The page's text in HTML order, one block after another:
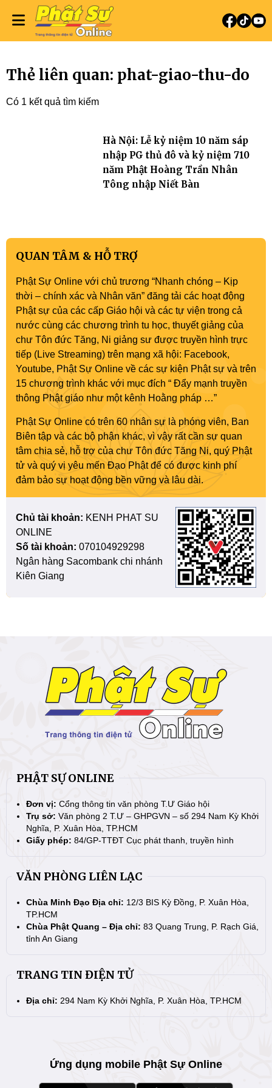
Thẻ liên quan: phat-giao-thu-do
Có 1 kết quả tìm kiếm
Hà Nội: Lễ kỷ niệm 10 năm sáp
nhập PG thủ đô và kỷ niệm 710
năm Phật Hoàng Trần Nhân
Tông nhập Niết Bàn
QUAN TÂM & HỖ TRỢ
Phật Sự Online với chủ trương “Nhanh chóng – Kịp
thời – chính xác và Nhân văn” đăng tải các hoạt động
Phật sự của các cấp Giáo hội và các tự viện trong cả
nước cùng các chương trình tu học, thuyết giảng của
chư Tôn đức Tăng, Ni giảng sư được truyền hình trực
tiếp (Live Streaming) trên mạng xã hội: Facebook,
Youtube, Phật Sự Online về các sự kiện Phật sự và trên
15 chương trình khác với mục đích “ Đẩy mạnh truyền
thông Phật giáo như một kênh Hoằng pháp …”
Phật Sự Online có trên 60 nhân sự là phóng viên, Ban
Biên tập và các bộ phận khác, vì vậy rất cần sự quan
tâm chia sẻ, hỗ trợ của chư Tôn đức Tăng Ni, quý Phật
tử và quý vị yêu mến Đạo Phật để có được kinh phí
đảm bảo sự hoạt động bền vững và lâu dài.
Chủ tài khoản: KENH PHAT SU
ONLINE
Số tài khoản: 070104929298
Ngân hàng Sacombank chi nhánh
Kiên Giang
PHẬT SỰ ONLINE
Đơn vị: Cổng thông tin văn phòng T.Ư Giáo hội
Trụ sở: Văn phòng 2 T.Ư – GHPGVN – số 294 Nam Kỳ Khởi
Nghĩa, P. Xuân Hòa, TP.HCM
Giấy phép: 84/GP-TTĐT Cục phát thanh, truyền hình
VĂN PHÒNG LIÊN LẠC
Chùa Minh Đạo Địa chỉ: 12/3 BIS Kỳ Đồng, P. Xuân Hòa,
TP.HCM
Chùa Phật Quang – Địa chỉ: 83 Quang Trung, P. Rạch Giá,
tỉnh An Giang
TRANG TIN ĐIỆN TỬ
Địa chỉ: 294 Nam Kỳ Khởi Nghĩa, P. Xuân Hòa, TP.HCM
Ứng dụng mobile Phật Sự Online